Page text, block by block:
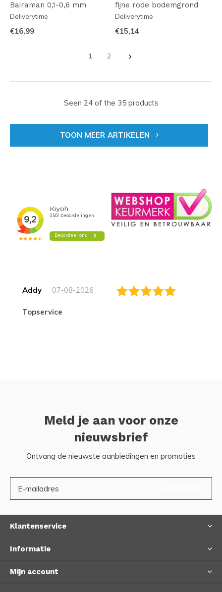
Bairaman 0,1-0,6 mm
Deliverytime
€16,99
fijne rode bodemgrond
Deliverytime
€15,14
1 2
Seen 24 of the 35 products
TOON MEER ARTIKELEN
Addy 07-08-2026
topservice
Meld je aan voor onze
nieuwsbrief
Ontvang de nieuwste aanbiedingen en promoties
Klantenservice
Informatie
Mijn account